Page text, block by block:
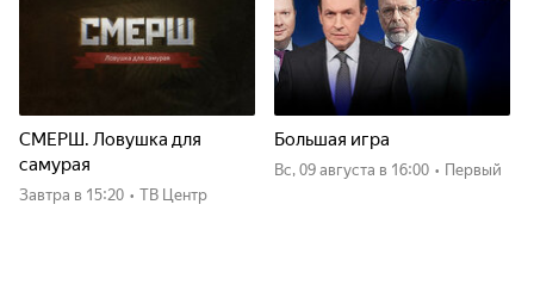
СМЕРШ. Ловушка для
самурая
Завтра в 15:20 • ТВ Центр
Большая игра
вс, 09 августа в 16:00 • Первый